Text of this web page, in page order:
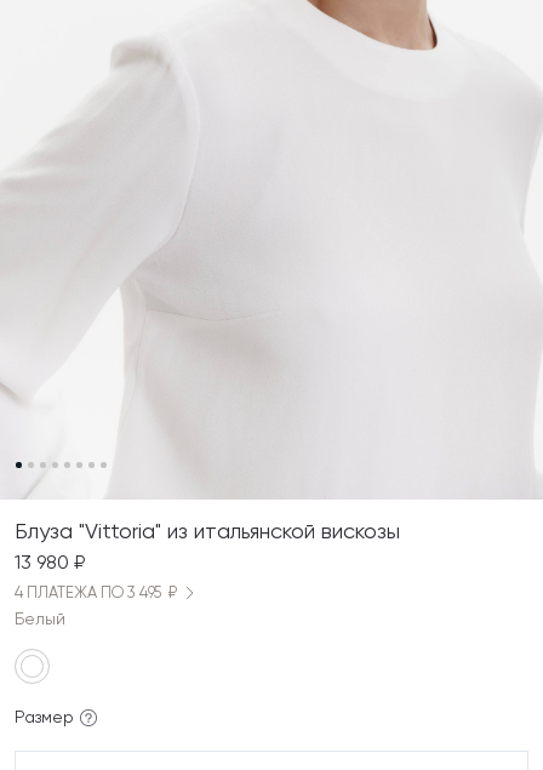
Блуза "Vittoria" из итальянской вискозы
13 980 ₽
4 ПЛАТЕЖА ПО 3 495 ₽
Белый
Размер